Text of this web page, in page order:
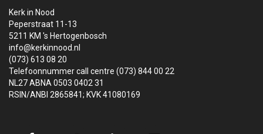
Kerk in Nood
Peperstraat 11-13
5211 KM 's Hertogenbosch
info@kerkinnood.nl
(073) 613 08 20
Telefoonnummer call centre (073) 844 00 22
NL27 ABNA 0503 0402 31
RSIN/ANBI 2865841; KVK 41080169